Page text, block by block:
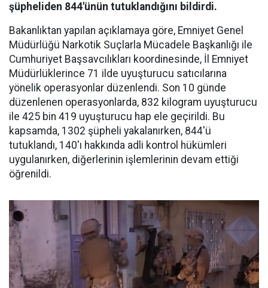
şüpheliden 844'ünün tutuklandığını bildirdi.
Bakanlıktan yapılan açıklamaya göre, Emniyet Genel
Müdürlüğü Narkotik Suçlarla Mücadele Başkanlığı ile
Cumhuriyet Başsavcılıkları koordinesinde, İl Emniyet
Müdürlüklerince 71 ilde uyuşturucu satıcılarına
yönelik operasyonlar düzenlendi. Son 10 günde
düzenlenen operasyonlarda, 832 kilogram uyuşturucu
ile 425 bin 419 uyuşturucu hap ele geçirildi. Bu
kapsamda, 1302 şüpheli yakalanırken, 844'ü
tutuklandı, 140'ı hakkında adli kontrol hükümleri
uygulanırken, diğerlerinin işlemlerinin devam ettiği
öğrenildi.